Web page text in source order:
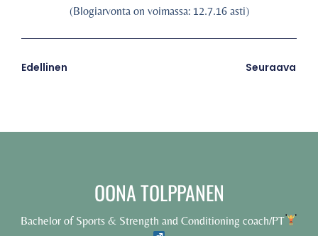
(Blogiarvonta on voimassa: 12.7.16 asti)
Edellinen Seuraava
OONA TOLPPANEN
Bachelor of Sports & Strength and Conditioning coach/PT